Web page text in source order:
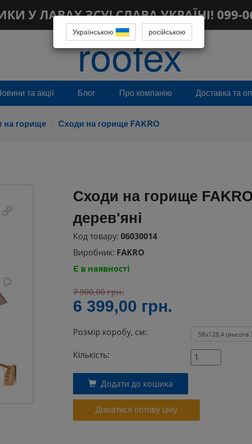
Українською російською
У ЛАВАХ ЗСУ! СЛАВА УКРАЇНІ! 099-
roofex
та акції Блог Про компанію Доставка та
на горище Сходи на горище FAKRO
Сходи на горище
дерев'яні
Код товару: 06030014
Виробник: FAKRO
Є в наявності
7 900,00грн.
6 399,00 грн.
Розмір коробу, см:
Кількість:
Додати до кошика
Дізнатися оптову ціну